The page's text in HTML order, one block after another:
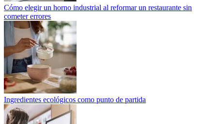
Cómo elegir un horno industrial al reformar un restaurante sin
cometer errores
Ingredientes ecológicos como punto de partida